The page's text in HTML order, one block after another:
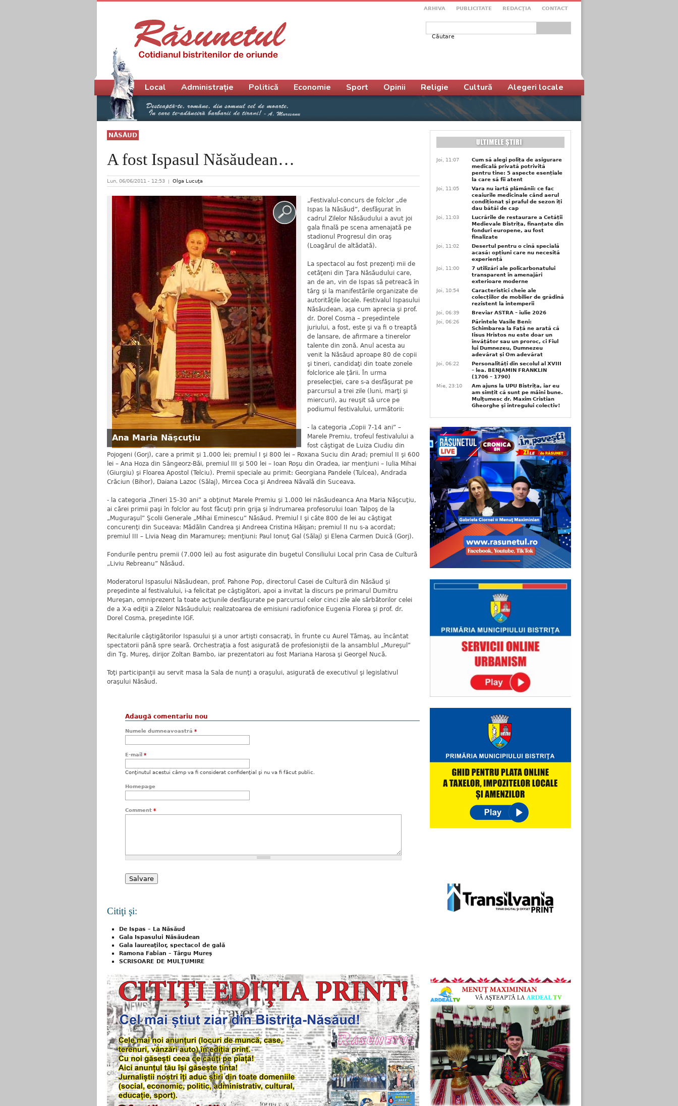
ARHIVA PUBLICITATE REDACŢIA CONTACT
Formular de căutare
NĂSĂUD
A fost Ispasul Năsăudean…
Lun, 06/06/2011 - 12:53 Olga Lucuţa
Ana Maria Năşcuţiu
„Festivalul-concurs de folclor „de
Ispas la Năsăud”, desfăşurat în
cadrul Zilelor Năsăudului a avut joi
gala finală pe scena amenajată pe
stadionul Progresul din oraş
(Loagărul de altădată).
La spectacol au fost prezenţi mii de
cetăţeni din Ţara Năsăudului care,
an de an, vin de Ispas să petreacă în
târg şi la manifestările organizate de
autorităţile locale. Festivalul Ispasului
Năsăudean, aşa cum aprecia şi prof.
dr. Dorel Cosma – preşedintele
juriului, a fost, este şi va fi o treaptă
de lansare, de afirmare a tinerelor
talente din zonă. Anul acesta au
venit la Năsăud aproape 80 de copii
şi tineri, candidaţi din toate zonele
folclorice ale ţării. În urma
preselecţiei, care s-a desfăşurat pe
parcursul a trei zile (luni, marţi şi
miercuri), au reuşit să urce pe
podiumul festivalului, următorii:
- la categoria „Copii 7-14 ani” –
Marele Premiu, trofeul festivalului a
fost câştigat de Luiza Ciudiu din
Pojogeni (Gorj), care a primit şi 1.000 lei; premiul I şi 800 lei – Roxana Suciu din Arad; premiul II şi 600
lei – Ana Hoza din Sângeorz-Băi, premiul III şi 500 lei – Ioan Roşu din Oradea, iar menţiuni – Iulia Mihai
(Giurgiu) şi Floarea Apostol (Telciu). Premii speciale au primit: Georgiana Pandele (Tulcea), Andrada
Crăciun (Bihor), Daiana Lazoc (Sălaj), Mircea Coca şi Andreea Năvală din Suceava.
- la categoria „Tineri 15-30 ani” a obţinut Marele Premiu şi 1.000 lei năsăudeanca Ana Maria Năşcuţiu,
ai cărei primii paşi în folclor au fost făcuţi prin grija şi îndrumarea profesorului Ioan Talpoş de la
„Muguraşul” Şcolii Generale „Mihai Eminescu” Năsăud. Premiul I şi câte 800 de lei au câştigat
concurenţi din Suceava: Mădălin Candrea şi Andreea Cristina Hăişan; premiul II nu s-a acordat;
premiul III – Livia Neag din Maramureş; menţiuni: Paul Ionuţ Gal (Sălaj) şi Elena Carmen Duică (Gorj).
Fondurile pentru premii (7.000 lei) au fost asigurate din bugetul Consiliului Local prin Casa de Cultură
„Liviu Rebreanu” Năsăud.
Moderatorul Ispasului Năsăudean, prof. Pahone Pop, directorul Casei de Cultură din Năsăud şi
preşedinte al festivalului, i-a felicitat pe câştigători, apoi a invitat la discurs pe primarul Dumitru
Mureşan, omniprezent la toate acţiunile desfăşurate pe parcursul celor cinci zile ale sărbătorilor celei
de a X-a ediţii a Zilelor Năsăudului; realizatoarea de emisiuni radiofonice Eugenia Florea şi prof. dr.
Dorel Cosma, preşedinte IGF.
Recitalurile câştigătorilor Ispasului şi a unor artişti consacraţi, în frunte cu Aurel Tămaş, au încântat
spectatorii până spre seară. Orchestraţia a fost asigurată de profesioniştii de la ansamblul „Mureşul”
din Tg. Mureş, dirijor Zoltan Bambo, iar prezentatori au fost Mariana Harosa şi Georgel Nucă.
Toţi participanţii au servit masa la Sala de nunţi a oraşului, asigurată de executivul şi legislativul
oraşului Năsăud.
Adaugă comentariu nou
Numele dumneavoastră *
E-mail *
Conţinutul acestui câmp va fi considerat confidenţial şi nu va fi făcut public.
Homepage
Comment *
Citiţi şi:
De Ispas – La Năsăud
Gala Ispasului Năsăudean
Gala laureaţilor, spectacol de gală
Ramona Fabian – Târgu Mureş
SCRISOARE DE MULŢUMIRE
Meniu principal
Local Administrație Politică Economie Sport Opinii Religie Cultură Alegeri locale
Joi, 11:07
Cum să alegi polița de asigurare
medicală privată potrivită
pentru tine: 5 aspecte esențiale
la care să fii atent
Joi, 11:05
Vara nu iartă plămânii: ce fac
ceaiurile medicinale când aerul
condiționat și praful de sezon îți
dau bătăi de cap
Joi, 11:03
Lucrările de restaurare a Cetății
Medievale Bistrița, finanțate din
fonduri europene, au fost
finalizate
Joi, 11:02
Desertul pentru o cină specială
acasă: opțiuni care nu necesită
experiență
Joi, 11:00
7 utilizări ale policarbonatului
transparent în amenajări
exterioare moderne
Joi, 10:54
Caracteristici cheie ale
colecțiilor de mobilier de grădină
rezistent la intemperii
Joi, 06:39
Breviar ASTRA – iulie 2026
Joi, 06:26
Părintele Vasile Beni:
Schimbarea la Față ne arată că
Iisus Hristos nu este doar un
învățător sau un proroc, ci Fiul
lui Dumnezeu, Dumnezeu
adevărat și Om adevărat
Joi, 06:22
Personalități din secolul al XVIII
– lea. BENJAMIN FRANKLIN
(1706 – 1790)
Mie, 23:10
Am ajuns la UPU Bistrița, iar eu
am simțit că sunt pe mâini bune.
Mulţumesc dr. Maxim Cristian
Gheorghe şi întregului colectiv!